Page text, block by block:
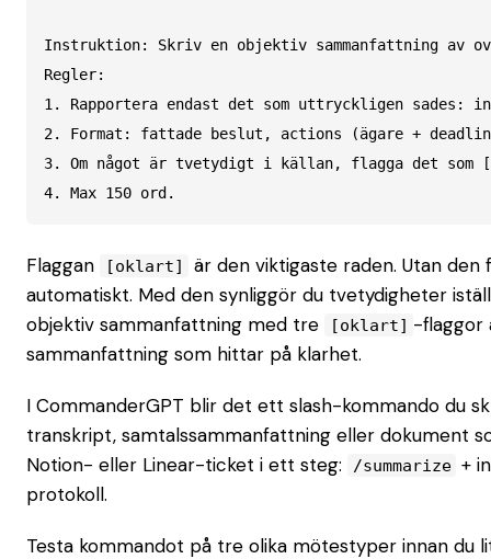
Instruktion: Skriv en objektiv sammanfattning av
Regler:
1. Rapportera endast det som uttryckligen sades:
2. Format: fattade beslut, actions (ägare +
3. Om något är tvetydigt i källan, flagga det
4. Max 150 ord.
Flaggan [oklart]
är den viktigaste raden. Utan
automatiskt. Med den synliggör du tvetydigheter
objektiv sammanfattning med tre
[oklart] -flaggor
sammanfattning som hittar på klarhet.
I CommanderGPT blir det ett slash-kommando du
transkript, samtalssammanfattning eller dokument
Notion- eller Linear-ticket i ett steg:
/summarize +
protokoll.
Testa kommandot på tre olika mötestyper innan